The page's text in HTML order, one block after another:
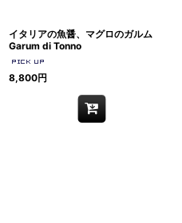
イタリアの魚醤、マグロのガルム
Garum di Tonno
8,800円